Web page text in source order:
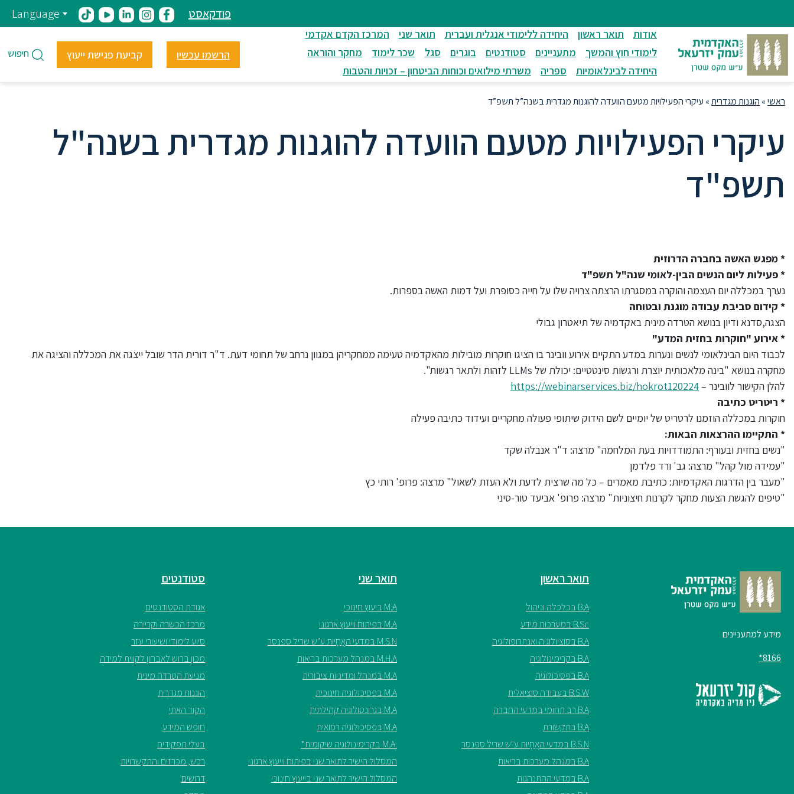
מרכזי
פודקאסט Language
אודות תואר ראשון היחידה ללימודי אנגלית ועברית תואר שני
המרכז הקדם אקדמי
לימודי חוץ והמשך
מתעניינים סטודנטים בוגרים סגל שכר לימוד
מחקר והוראה
היחידה לבינלאומיות
ספריה משרתי מילואים וכוחות הביטחון – זכויות והטבות
הרשמו עכשיו קביעת פגישת ייעוץ חיפוש
ראשי» הוגנות מגדרית» עיקרי הפעילויות מטעם הוועדה להוגנות מגדרית בשנה”ל תשפ”ד
עיקרי הפעילויות מטעם הוועדה להוגנות מגדרית בשנה"ל
תשפ"ד
*מפגש האשה בחברה הדרוזית
* פעילות ליום הנשים הבין-לאומי שנה"ל תשפ"ד
נערך במכללה יום העצמה והוקרה במסגרתו הרצתה צרויה שלו על חייה כסופרת ועל דמות האשה בספרות.
* קידום סביבת עבודה מוגנת ובטוחה
הצגה,סדנא ודיון בנושא הטרדה מינית באקדמיה של תיאטרון גבולי
* אירוע "חוקרות בחזית המדע"
לכבוד היום הבינלאומי לנשים ונערות במדע התקיים אירוע וובינר בו הציגו חוקרות מובילות מהאקדמיה טעימה ממחקריהן במגוון נרחב של תחומי דעת. ד"ר דורית הדר שובל ייצגה את המכללה והציגה את
מחקרה בנושא "בינה מלאכותית יוצרת ורגשות סינטטיים: יכולת של LLMs לזהות ולתאר רגשות".
להלן הקישור לוובינר –https://webinarservices.biz/hokrot120224‏
* ריטריט כתיבה
חוקרות במכללה הוזמנו לרטריט של יומיים לשם הידוק שיתופי פעולה מחקריים ועידוד כתיבה פעילה
* התקיימו ההרצאות הבאות:
"נשים בחזית ובעורף: התמודדויות בעת המלחמה" מרצה: ד"ר אנבלה שקד
"עמידה מול קהל" מרצה: גב' ורד פלדמן
"מעבר בין הדרגות האקדמיות: כתיבת מאמרים – כל מה שרצית לדעת ולא העזת לשאול" מרצה: פרופ' רותי כץ
"טיפים להגשת הצעות מחקר לקרנות חיצוניות" מרצה: פרופ' אביעד טור-סיני
מידע למתעניינים
8166*
תואר ראשון
B.A בכלכלה וניהול
B.Sc במערכות מידע
B.A בסוציולוגיה ואנתרופולוגיה
B.A בקרימינולוגיה
B.A בפסיכולוגיה
B.S.W בעבודה סוציאלית
B.A רב תחומי במדעי החברה
B.A בתקשורת
B.S.N במדעי האֲחָיוּת ע"ש שריל ספנסר
B.A במנהל מערכות בריאות
B.A במדעי ההתנהגות
תואר שני
M.A ביעוץ חינוכי
M.A בפיתוח וייעוץ ארגוני
M.S.N במדעי האֲחָיוּת ע"ש שריל ספנסר
M.H.A במנהל מערכות בריאות
M.A במנהל ומדיניות ציבורית
M.A בפסיכולוגיה חינוכית
M.A בגרונטולוגיה קהילתית
M.A בפסיכולוגיה רפואית
.M.A בקרימינולוגיה שיקומית*
המסלול הישיר לתואר שני בפיתוח וייעוץ ארגוני
המסלול הישיר לתואר שני בייעוץ חינוכי
סטודנטים
אגודת הסטודנטים
מרכז הכשרה וקריירה
סיוע לימודי ושיעורי עזר
מכון ברוש לאבחון לקווית למידה
מניעת הטרדה מינית
הוגנות מגדרית
הקוד האתי
חופש המידע
בעלי תפקידים
רכש, מכרזים והתקשרויות
דרושים